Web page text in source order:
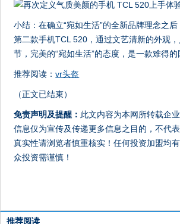
小结：在确立“宛如生活”的全新品牌理念之
第二款手机TCL 520，通过文艺清新的外观
节，完美的“宛如生活”的态度，是一款难得的
推荐阅读：vr头盔
（正文已结束）
免责声明及提醒： 此文内容为本网所转载企
信息仅为宣传及传递更多信息之目的，不代
真实性请浏览者慎重核实！任何投资加盟均
众投资需谨慎！
推荐阅读